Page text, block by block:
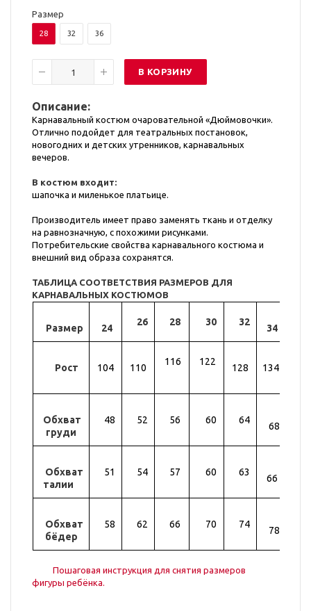
Размер
28 32 36
В КОРЗИНУ
Описание:
Карнавальный костюм очаровательной «Дюймовочки».
Отлично подойдет для театральных постановок,
новогодних и детских утренников, карнавальных
вечеров.
В костюм входит:
шапочка и миленькое платьице.
Производитель имеет право заменять ткань и отделку
на равнозначную, с похожими рисунками.
Потребительские свойства карнавального костюма и
внешний вид образа сохранятся.
ТАБЛИЦА СООТВЕТСТВИЯ РАЗМЕРОВ ДЛЯ
КАРНАВАЛЬНЫХ КОСТЮМОВ
Размер 24
26 28 30 32
34
Рост 104 110
116 122
128 134
Обхват
груди
48 52 56 60 64
68
Обхват
талии
51 54 57 60 63
66
Обхват
бёдер
58 62 66 70 74
78
Пошаговая инструкция для снятия размеров
фигуры ребёнка.